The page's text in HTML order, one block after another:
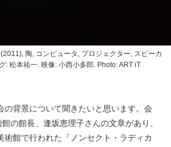
陶, コンピュータ, プロジェクター, スピーカ
: 松本祐一. 映像: 小西小多郎. Photo: ART iT
背景について聞きたいと思います。会
の館長、逢坂恵理子さんの文章があり、
術館で行われた『ノンセクト・ラディカ